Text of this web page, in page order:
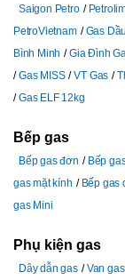
Saigon Petro
PetroVietnam
Gas
Bình Minh
Gia Đình
Gas MISS
VT Gas
Gas ELF 12kg
Bếp gas
Bếp gas đơn Bếp
gas mặt kính
Bếp gas
gas Mini
Phụ kiện gas
Dây dẫn gas Van gas